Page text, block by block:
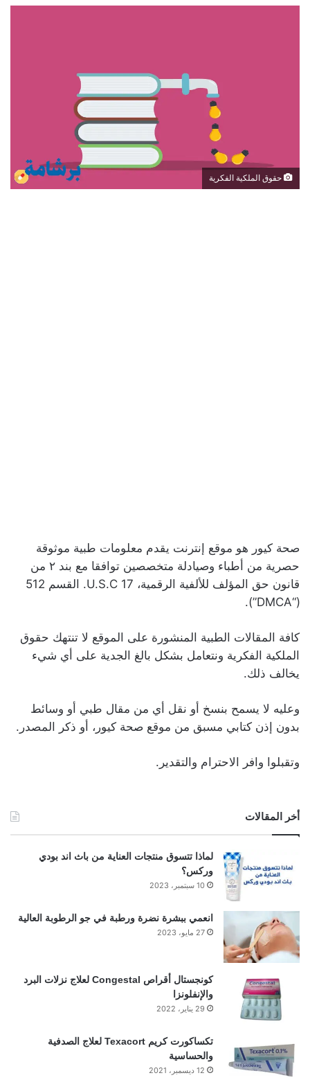
حقوق الملكية الفكرية
صحة كيور هو موقع إنترنت يقدم معلومات طبية موثوقة
حصرية من أطباء وصيادلة متخصصين توافقا مع بند ٢ من
قانون حق المؤلف للألفية الرقمية، 17 U.S.C. القسم 512
(“DMCA”).
كافة المقالات الطبية المنشورة على الموقع لا تنتهك حقوق
الملكية الفكرية ونتعامل بشكل بالغ الجدية على أي شيء
يخالف ذلك.
وعليه لا يسمح بنسخ أو نقل أي من مقال طبي أو وسائط
بدون إذن كتابي مسبق من موقع صحة كيور، أو ذكر المصدر.
وتقبلوا وافر الاحترام والتقدير.
أخر المقالات
لماذا تتسوق منتجات العناية من باث اند بودي
وركس؟
10 سبتمبر، 2023
انعمي ببشرة نضرة ورطبة في جو الرطوبة العالية
27 مايو، 2023
كونجستال أقراص Congestal لعلاج نزلات البرد
والإنفلونزا
29 يناير، 2022
تكساكورت كريم Texacort لعلاج الصدفية
والحساسية
12 ديسمبر، 2021